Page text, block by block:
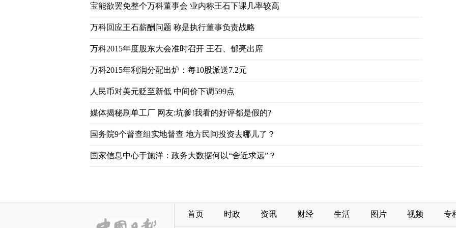
宝能欲罢免整个万科董事会 业内称王石下课几率较高
万科回应王石薪酬问题 称是执行董事负责战略
万科2015年度股东大会准时召开 王石、郁亮出席
万科2015年利润分配出炉：每10股派送7.2元
人民币对美元贬至新低 中间价下调599点
媒体揭秘刷单工厂 网友:坑爹!我看的好评都是假的?
国务院9个督查组实地督查 地方民间投资去哪儿了？
国家信息中心于施洋：政务大数据何以“舍近求远”？
首页 时政 资讯 财经 生活 图片 视频 专